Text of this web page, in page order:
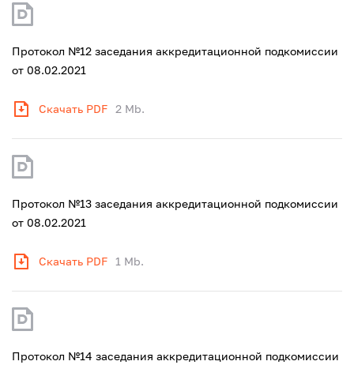
Протокол №12 заседания аккредитационной подкомиссии
от 08.02.2021
Скачать PDF 2 Mb.
Протокол №13 заседания аккредитационной подкомиссии
от 08.02.2021
Скачать PDF 1 Mb.
Протокол №14 заседания аккредитационной подкомиссии